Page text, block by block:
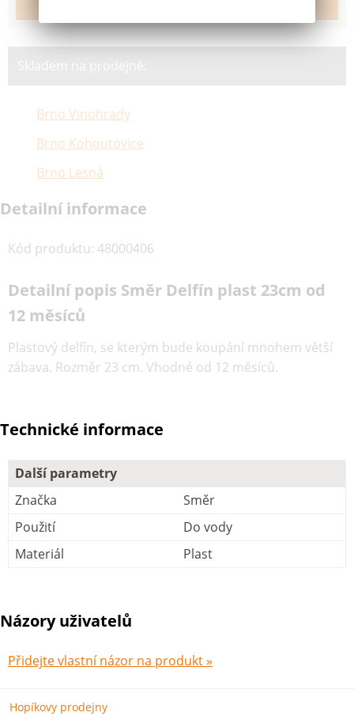
Skladem na prodejně:
Brno Vinohrady
Brno Kohoutovice
Brno Lesná
Detailní informace
Kód produktu: 48000406
Detailní popis Směr Delfín plast 23cm od
12 měsíců
Plastový delfín, se kterým bude koupání mnohem větší
zábava. Rozměr 23 cm. Vhodné od 12 měsíců.
Technické informace
Další parametry
Značka
Směr
Použití
Do vody
Materiál
Plast
Názory uživatelů
Přidejte vlastní názor na produkt »
Hopíkovy prodejny